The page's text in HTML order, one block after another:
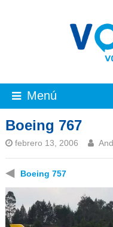
Menú
Boeing 767
febrero 13, 2006
◀ Boeing 757